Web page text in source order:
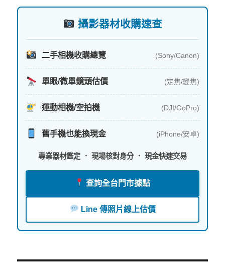
攝影器材收購速查
二手相機收購總覽 (Sony/Canon)
單眼/微單鏡頭估價 (定焦/變焦)
運動相機/空拍機 (DJI/GoPro)
舊手機也能換現金 (iPhone/安卓)
專業器材鑑定 ． 現場核對身分 ． 現金快速交易
查詢全台門市據點
Line 傳照片線上估價